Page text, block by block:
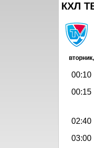
КХЛ
00:10
00:15
02:40
03:00